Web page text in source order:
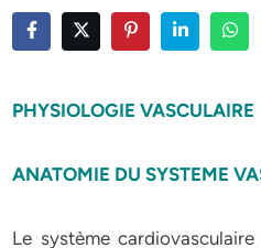
PHYSIOLOGIE VASCULAIRE
ANATOMIE DU SYSTEME
Le système